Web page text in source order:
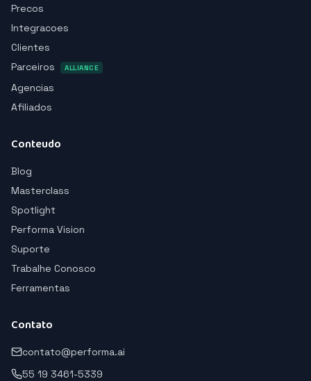
Precos
Integracoes
Clientes
Parceiros
ALLIANCE
Agencias
Afiliados
Conteudo
Blog
Masterclass
Spotlight
Performa Vision
Suporte
Trabalhe Conosco
Ferramentas
Contato
contato@performa.ai
55 19 3461-5339